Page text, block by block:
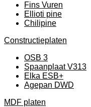
Fins Vuren
Ellioti pine
Chilipine
Constructieplaten
OSB 3
Spaanplaat V313
Elka ESB+
Agepan DWD
MDF platen